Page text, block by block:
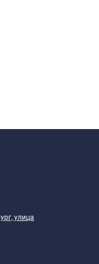
улица